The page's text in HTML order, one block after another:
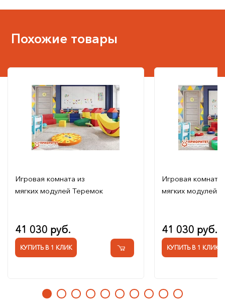
Похожие товары
Игровая комната из
мягких модулей Теремок
41 030 руб.
КУПИТЬ В 1 КЛИК
Игровая комната
мягких модулей
41 030 руб.
КУПИТЬ В 1 КЛИК